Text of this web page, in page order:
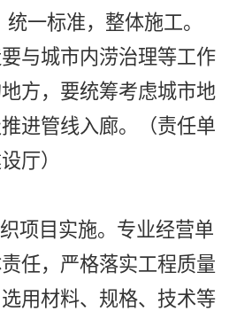
一标准，整体施工。
与城市内涝治理等工作
方，要统筹考虑城市地
进管线入廊。（责任单
厅）
目实施。专业经营单
任，严格落实工程质量
用材料、规格、技术等